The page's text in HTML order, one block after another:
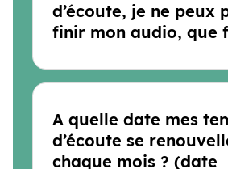
d’écoute, je ne peux
finir mon audio, que
A quelle date mes
d’écoute se
chaque mois ? (date